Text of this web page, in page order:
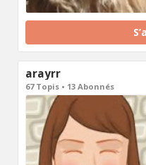
arayrr
67 Topis • 13 Abonnés